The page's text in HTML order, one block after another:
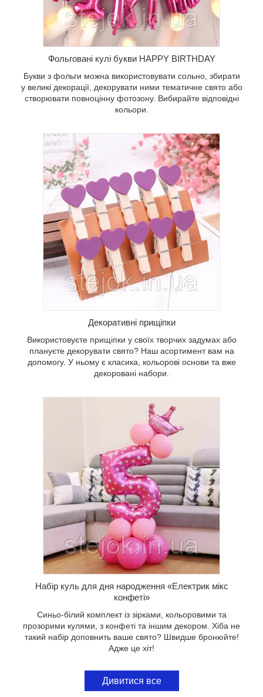
Фольговані кулі букви HAPPY BIRTHDAY
Букви з фольги можна використовувати сольно, збирати
у великі декорації, декорувати ними тематичне свято або
створювати повноцінну фотозону. Вибирайте відповідні
кольори.
Декоративні прищіпки
Використовуєте прищіпки у своїх творчих задумах або
плануєте декорувати свято? Наш асортимент вам на
допомогу. У ньому є класика, кольорові основи та вже
декоровані набори.
Набір куль для дня народження «Електрик мікс
конфеті»
Синьо-білий комплект із зірками, кольоровими та
прозорими кулями, з конфеті та іншим декором. Хіба не
такий набір доповнить ваше свято? Швидше бронюйте!
Адже це хіт!
Дивитися все